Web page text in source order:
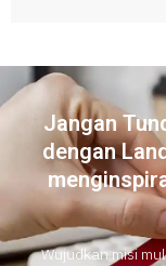
Jangan
dengan
Wujudkan misi